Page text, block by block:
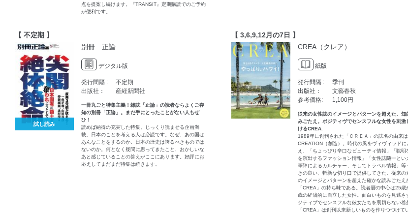
点を提案し続けます。『TRANSIT』定期購読でのご予約
が便利です。
【 不定期 】
試し読み
別冊 正論
デジタル版
発行間隔 :
不定期
出版社：
産経新聞社
一冊丸ごと特集主義！雑誌「正論」の読者ならよくご存
知の別冊「正論」。まだ手にとったことがない人もぜ
ひ！
読めば納得の充実した特集。じっくり読ませる企画満
載。日本のことを考える人は必読です。なぜ、あの国は
あんなことをするのか。日本の歴史は誇るべきものでは
ないのか。何となく疑問に思ってきたこと、おかしいな
あと感じていることの答えがここにあります。好評にお
応えしてまだまだ特集は続きます。
【 3,6,9,12月の7日 】
CREA（クレア）
紙版
発行間隔 :
季刊
出版社：
文藝春秋
参考価格:
1,100円
従来の女性誌のイメージとパターンを超えた、知
みごたえ。ポジティヴでセンスフルな女性を刺激
けるCREA.
1989年に創刊された「ＣＲＥＡ」の誌名の由来は
CREATION（創造）。時代の風をヴィヴィッドに
え、「ちょっぴり辛口なビューティ情報」「聡明
を演出するファッション情報」「女性誌随一とい
筆陣によるカルチャー、そしてトラベル情報」等
きの良い、斬新な切り口で提供してきた。従来の
のイメージとパターンを超えた確かな読みごたえ
「CREA」の持ち味である。読者層の中心は25歳
歳の経済的に自立した女性。面白いものを見逃さ
ジティブでセンスフルな彼女たちを裏切らない着
「CREA」は創刊以来新しいものを作りつづけて